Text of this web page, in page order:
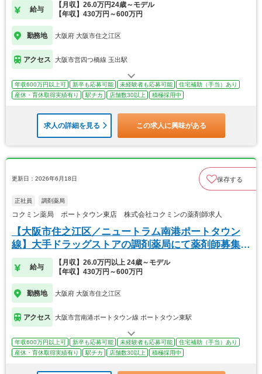
給与
【月収】26.0万円24歳～モデル
【年収】430万円～600万円
勤務地 大阪府 大阪市住之江区
アクセス 大阪市営四つ橋線 玉出駅
年収600万円以上可 新卒も応募可能 未経験者も応募可能
住宅補助（手当）あり
産休・育休取得実績有り
駅チカ 店舗数30以上 積極採用中
求人の詳細を見る この求人に興味がある
更新日：2026年6月18日 保存する
正社員 調剤薬局
コクミン薬局 ポートタウン東店 株式会社コクミンの薬剤師求人
【大阪市住之江区／ニュートラム南港ポートタウン
線】大手ドラッグストアの調剤薬局にて薬剤師募集で
す★
給与
【月収】26.0万円以上 24歳～モデル
【年収】430万円～600万円
勤務地 大阪府 大阪市住之江区
アクセス 大阪市営南港ポートタウン線 ポートタウン東駅
年収600万円以上可 新卒も応募可能 未経験者も応募可能
住宅補助（手当）あり
産休・育休取得実績有り
駅チカ 店舗数30以上 積極採用中